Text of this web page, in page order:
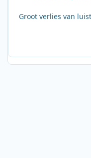
Groot verlies van